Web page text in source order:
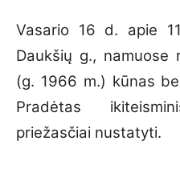
Vasario 16 d. apie
Daukšių g., namuose
(g. 1966 m.) kūnas
Pradėtas
priežasčiai nustatyti.